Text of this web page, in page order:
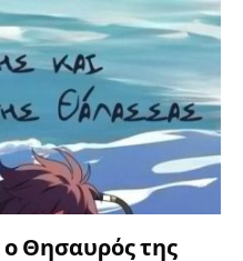
ο Θησαυρός της